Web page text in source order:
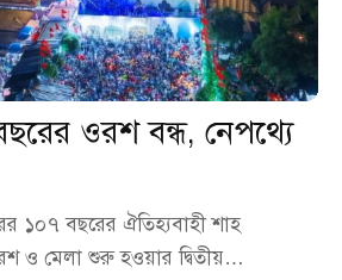
ওরশ বন্ধ, নেপথ্যে
১০৭ বছরের ঐতিহ্যবাহী শাহ
ও মেলা শুরু হওয়ার দ্বিতীয়…